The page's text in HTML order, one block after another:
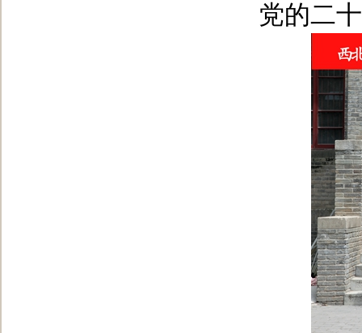
党的二